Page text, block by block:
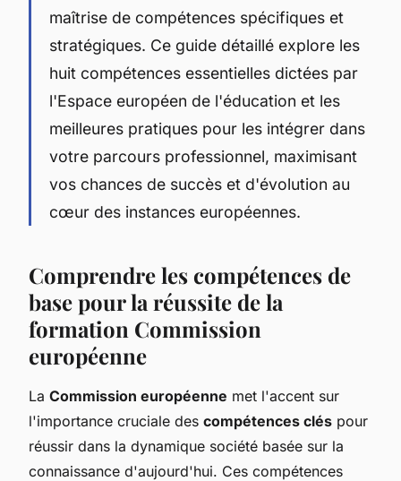
maîtrise de compétences spécifiques et
stratégiques. Ce guide détaillé explore les
huit compétences essentielles dictées par
l'Espace européen de l'éducation et les
meilleures pratiques pour les intégrer dans
votre parcours professionnel, maximisant
vos chances de succès et d'évolution au
cœur des instances européennes.
Comprendre les compétences de
base pour la réussite de la
formation Commission
européenne
La Commission européenne met l'accent sur
l'importance cruciale des compétences clés pour
réussir dans la dynamique société basée sur la
connaissance d'aujourd'hui. Ces compétences